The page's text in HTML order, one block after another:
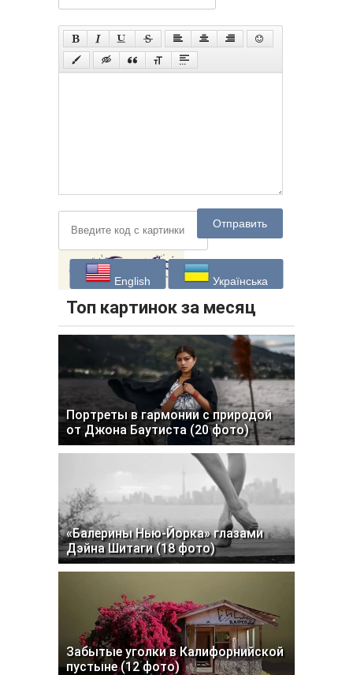
Отправить
English Українська
Топ картинок за месяц
Портреты в гармонии с природой
от Джона Баутиста (20 фото)
«Балерины Нью-Йорка» глазами
Дэйна Шитаги (18 фото)
Забытые уголки в Калифорнийской
пустыне (12 фото)